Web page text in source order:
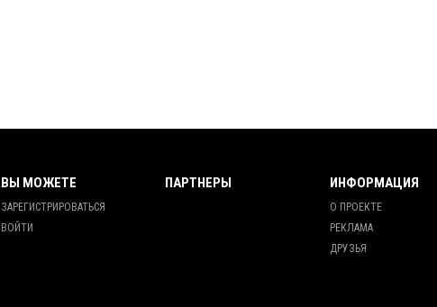
ВЫ МОЖЕТЕ
ЗАРЕГИСТРИРОВАТЬСЯ
ВОЙТИ
ПАРТНЕРЫ ИНФОРМАЦИЯ
О ПРОЕКТЕ
РЕКЛАМА
ДРУЗЬЯ